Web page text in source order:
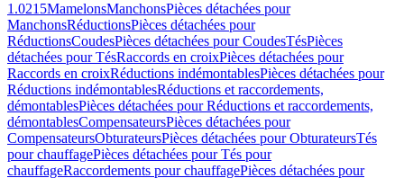
1.0215MamelonsManchonsPièces détachées pour
ManchonsRéductionsPièces détachées pour
RéductionsCoudesPièces détachées pour CoudesTésPièces
détachées pour TésRaccords en croixPièces détachées pour
Raccords en croixRéductions indémontablesPièces détachées pour
Réductions indémontablesRéductions et raccordements,
démontablesPièces détachées pour Réductions et raccordements,
démontablesCompensateursPièces détachées pour
CompensateursObturateursPièces détachées pour ObturateursTés
pour chauffagePièces détachées pour Tés pour
chauffageRaccordements pour chauffagePièces détachées pour